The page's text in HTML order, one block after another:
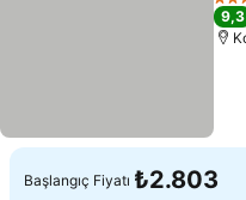
4
9,3
Başlangıç Fiyatı ₺2.803